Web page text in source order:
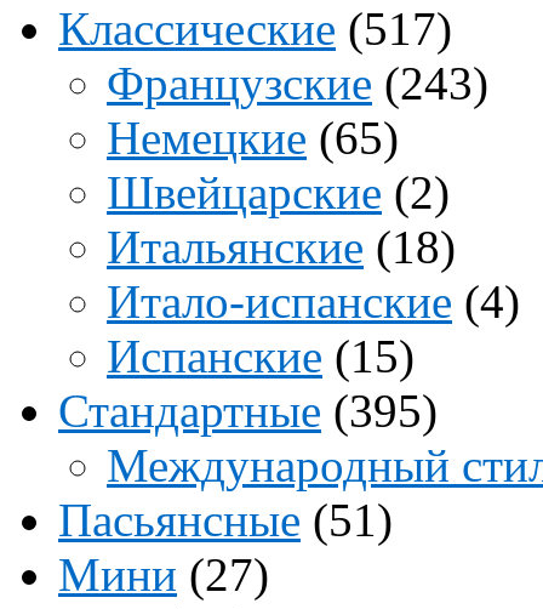
Классические (517)
Французские (243)
Немецкие (65)
Швейцарские (2)
Итальянские (18)
Итало-испанские (4)
Испанские (15)
Стандартные (395)
Международный
Пасьянсные (51)
Мини (27)